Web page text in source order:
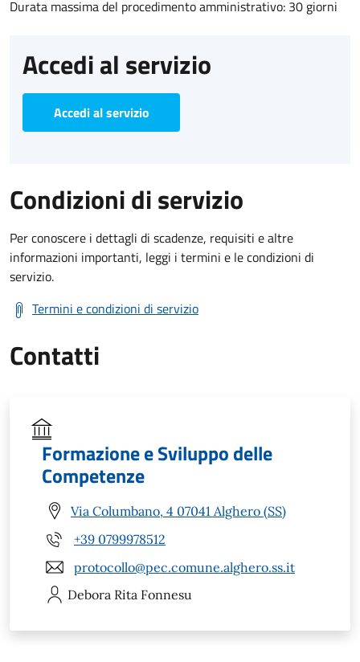
Durata massima del procedimento amministrativo: 30 giorni
Accedi al servizio
Accedi al servizio
Condizioni di servizio
Per conoscere i dettagli di scadenze, requisiti e altre
informazioni importanti, leggi i termini e le condizioni di
servizio.
Termini e condizioni di servizio
Contatti
Formazione e Sviluppo delle
Competenze
Via Columbano, 4 07041 Alghero (SS)
+39 0799978512
protocollo@pec.comune.alghero.ss.it
Debora Rita Fonnesu